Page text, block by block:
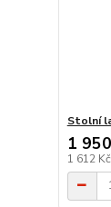
Stolní
1
1 612 Kč